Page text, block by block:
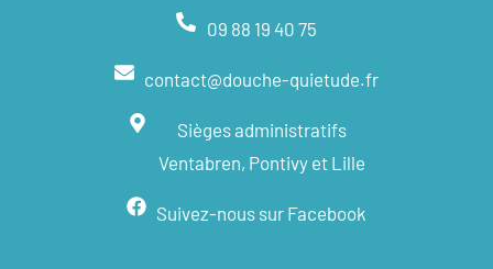
09 88 19 40 75
contact@douche-quietude.fr
Sièges administratifs
Ventabren, Pontivy et Lille
Suivez-nous sur Facebook